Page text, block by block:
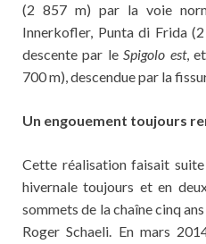
(2 857 m) par la voie
Innerkofler, Punta di Frida
descente par leSpigolo est,
700 m), descendue par la
Un engouement toujours
Cette réalisation faisait
hivernale toujours et en
sommets de la chaîne cinq
Roger Schaeli. En mars